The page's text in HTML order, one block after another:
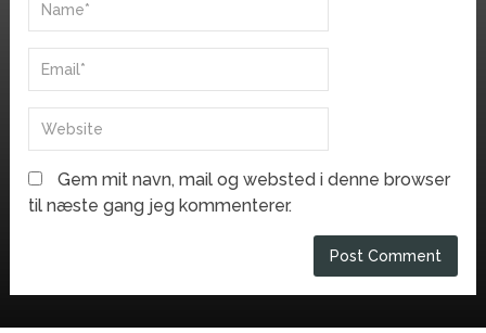
Gem mit navn, mail og websted i denne browser
til næste gang jeg kommenterer.